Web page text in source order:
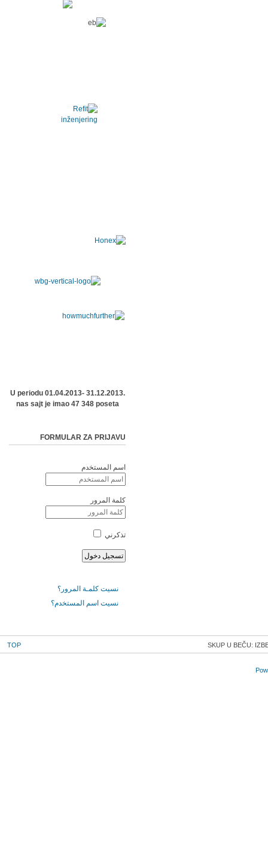
U periodu 01.04.2013- 31.12.2013.
nas sajt je imao 47 348 poseta
FORMULAR ZA PRIJAVU
اسم المستخدم
كلمة المرور
تذكرني
نسيت كلمـة المرور؟
نسيت اسم المستخدم؟
SKUP U BEČU:
TOP